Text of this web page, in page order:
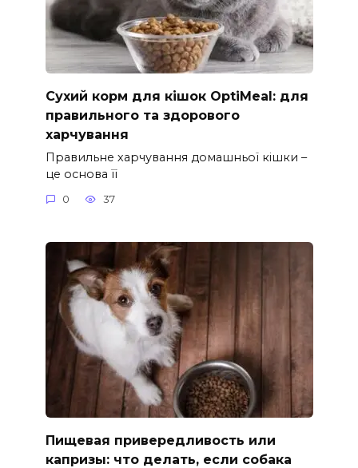
Сухий корм для кішок OptiMeal: для
правильного та здорового
харчування
Правильне харчування домашньої кішки –
це основа її
0 37
Пищевая привередливость или
капризы: что делать, если собака